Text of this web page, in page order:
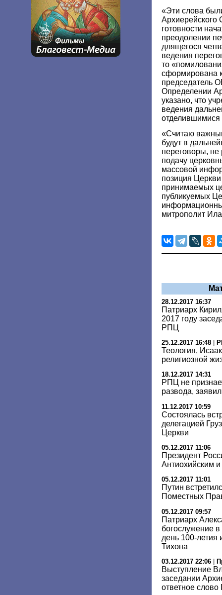
«Эти слова
Архиерейского
готовности
преодолении
длящегося
ведения
то
сформирована
председатель
Определении
указано, что
ведения
отделившимися
«Считаю
будут в
переговоры, не
подачу
массовой
позиция
принимаемых
публикуемых
митрополит
28.12.2017 16:37
Патриарх
2017 году
РПЦ
25.12.2017 16:48
Теология,
религиозной
18.12.2017 14:31
РПЦ не
развода,
11.12.2017 10:59
Состоялась
делегацией
Церкви
05.12.2017 11:06
Президент
Антиохийским
05.12.2017 11:01
Путин
Поместных
05.12.2017 09:57
Патриарх
богослужение
день 100-летия
Тихона
03.12.2017 22:06
Выступление
заседании
ответное